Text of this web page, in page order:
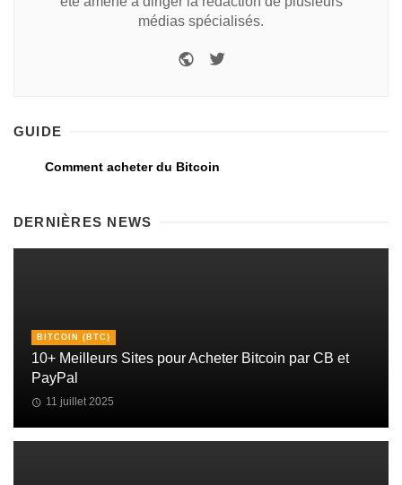
médias spécialisés.
GUIDE
Comment acheter du Bitcoin
DERNIÈRES NEWS
BITCOIN (BTC)
10+ Meilleurs Sites pour Acheter Bitcoin par CB et
PayPal
11 juillet 2025